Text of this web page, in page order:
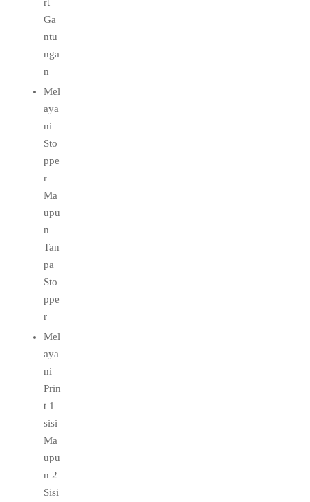
Ga
ntu
nga
n
Mel
aya
ni
Sto
ppe
r
Ma
upu
n
Tan
pa
Sto
ppe
r
Mel
aya
ni
Prin
t 1
sisi
Ma
upu
n 2
Sisi